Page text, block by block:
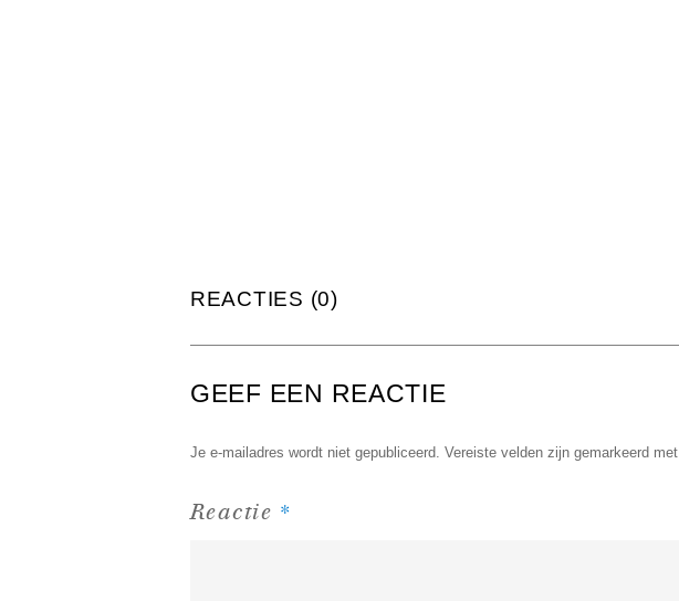
REACTIES (0)
GEEF EEN REACTIE
Je e-mailadres wordt niet gepubliceerd. Vereiste velden zijn gemarkeerd met
Reactie *